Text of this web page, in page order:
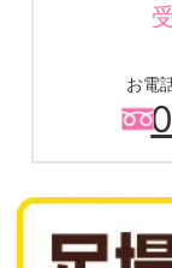
お電